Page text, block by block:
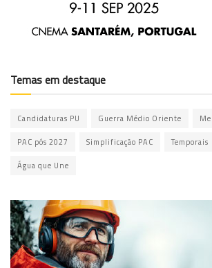
Temas em destaque
Candidaturas PU Guerra Médio Oriente
PAC pós 2027 Simplificação PAC Temporais
Água que Une